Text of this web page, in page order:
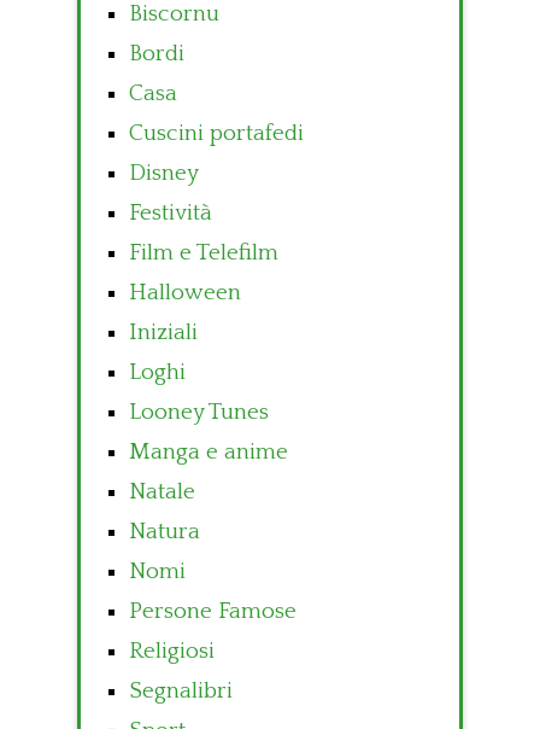
Biscornu
Bordi
Casa
Cuscini portafedi
Disney
Festività
Film e Telefilm
Halloween
Iniziali
Loghi
Looney Tunes
Manga e anime
Natale
Natura
Nomi
Persone Famose
Religiosi
Segnalibri